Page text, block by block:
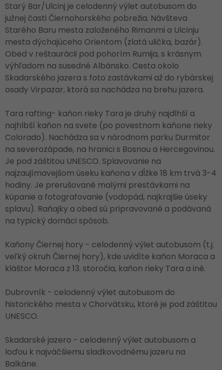
Starý Bar/Ulcinj je celodenný výlet autobusom do
južnej časti Čiernohorského pobrežia. Návšteva
Starého Baru mesta založeného Rimanmi a Ulcinju
mesta dýchajúceho Orientom (zlatá ulička, bazár).
Obed v reštaurácii pod pohorím Rumija, s krásnym
výhľadom na susedné Albánsko. Cesta okolo
Skadarského jazera s foto zastávkami až do rybárskej
osady Virpazar, ktorá sa nachádza na brehu jazera.
Tara rafting- kaňon rieky Tara je druhý najdlhší a
najhlbší kaňon na svete (po povestnom kaňone rieky
Colorado). Nachádza sa v národnom parku Durmitor
na severozápade, na hranici s Bosnou a Hercegovinou.
Je pod záštitou UNESCO. Splavovanie na
najzaujímavejšom úseku kaňona v dĺžke 18 km trvá 3-4
hodiny. Je prerušované malými prestávkami na
kúpanie a fotografovanie (vodopád, najkrajšie úseky
splavu). Raňajky a obed sú pripravované a podávaná
na typický domáci spôsob.
Kaňony Čiernej hory - celodenný výlet autobusom (t.j.
veľký okruh Čiernej hory), kde uvidíte kaňon Moraca a
kláštor Moraca z 13. storočia, kaňon rieky Tara a iné.
Dubrovník - celodenný výlet autobusom do
historického mesta v Chorvátsku, ktoré je pod záštitou
UNESCO.
Skadarské jazero - celodenný výlet autobusom a
loďou k najväčšiemu sladkovodnému jazeru na
Balkáne.